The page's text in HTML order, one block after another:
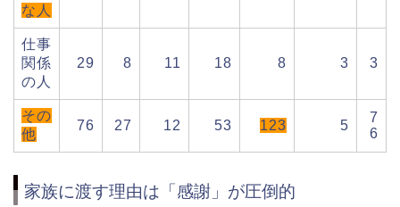
な人
仕事
関係
の人
29 8 11 18 8 3 3
その
他
76 27 12 53 123 5
7
6
家族に渡す理由は「感謝」が圧倒的